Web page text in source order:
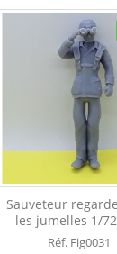
Sauveteur
les jumelles 1/
Réf. Fig0031